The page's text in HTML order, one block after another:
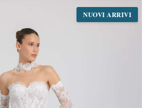
NUOVI ARRIVI